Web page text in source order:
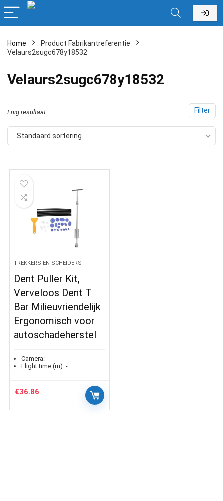
Home Product Fabrikantreferentie
Velaurs2sugc678y18532
‎Velaurs2sugc678y18532
Filter
Enig resultaat
Standaard sortering
TREKKERS EN SCHEIDERS
Dent Puller Kit,
Verveloos Dent T
Bar Milieuvriendelijk
Ergonomisch voor
autoschadeherstel
Camera: -
Flight time (m): -
€36.86